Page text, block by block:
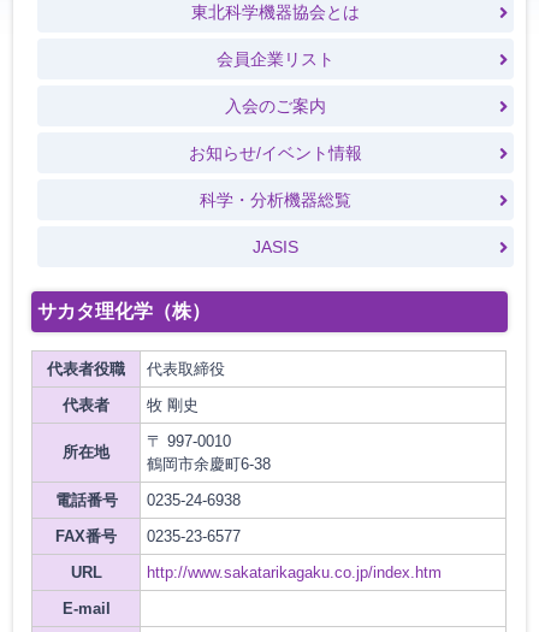
東北科学機器協会とは
会員企業リスト
入会のご案内
お知らせ/イベント情報
科学・分析機器総覧
JASIS
サカタ理化学（株）
代表者役職
代表取締役
代表者
牧 剛史
所在地
〒 997-0010
鶴岡市余慶町6-38
電話番号
0235-24-6938
FAX番号
0235-23-6577
URL
http://www.sakatarikagaku.co.jp/index.htm
E-mail